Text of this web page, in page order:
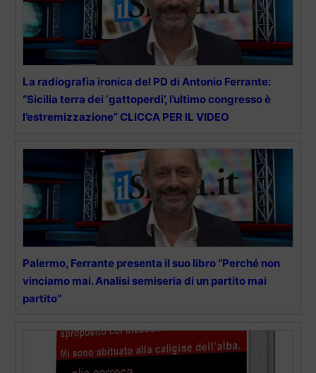
La radiografia ironica del PD di Antonio Ferrante:
“Sicilia terra dei ‘gattoperdi’, l’ultimo congresso è
l’estremizzazione” CLICCA PER IL VIDEO
Palermo, Ferrante presenta il suo libro “Perché non
vinciamo mai. Analisi semiseria di un partito mai
partito”